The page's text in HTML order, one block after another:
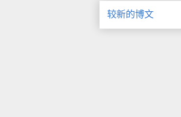
较新的博文